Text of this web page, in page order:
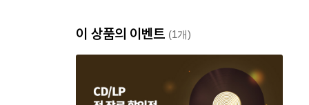
이 상품의 이벤트 (1개)